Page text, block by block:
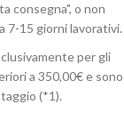
consegna", o non
7-15 giorni lavorativi.
per gli
a 350,00€ e sono
(*1).